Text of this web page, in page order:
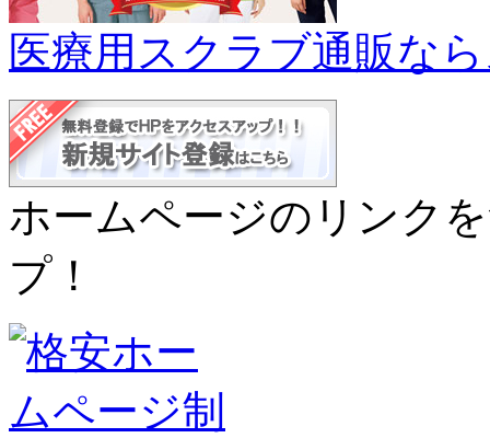
医療用スクラブ通販な
ホームページのリンク
プ！